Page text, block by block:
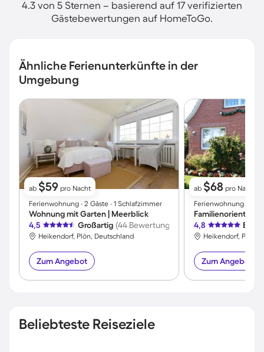
4.3 von 5 Sternen – basierend auf 17 verifizierten
Gästebewertungen auf HomeToGo.
Ähnliche Ferienunterkünfte in der
Umgebung
ab $59 pro Nacht
Ferienwohnung ∙ 2 Gäste ∙ 1 Schlafzimmer
Wohnung mit Garten | Meerblick
4,5
Großartig (44 Bewertungen)
Heikendorf, Plön, Deutschland
Zum Angebot
ab $68 pro Nacht
Ferienwohnung ∙ 4
4,8
Heikendorf, Plön,
Zum Angebot
Beliebteste Reiseziele